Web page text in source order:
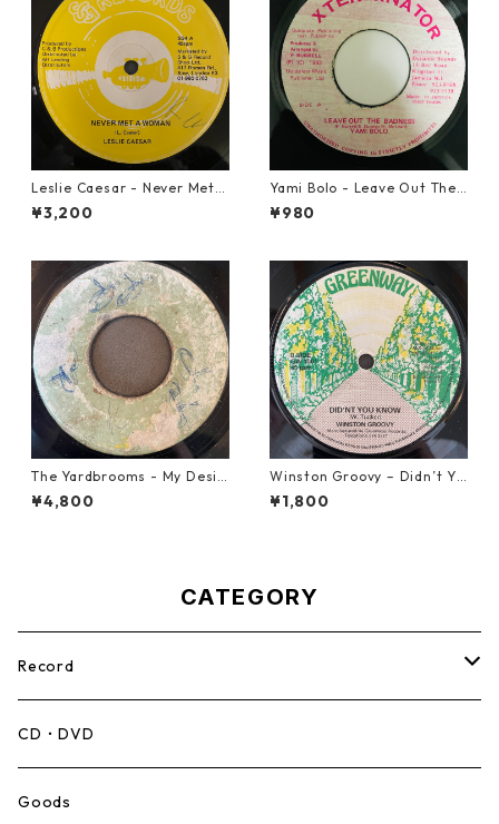
Leslie Caesar - Never Met A
Woman【12-50067】
¥3,200
Yami Bolo - Leave Out The
Badness 【7-10916】
¥980
The Yardbrooms - My Desir
e【7-21922】
¥4,800
Winston Groovy – Didn’t Yo
u Know【7-21811】
¥1,800
CATEGORY
Record
Mento,Calypso,Ballad
Ska
CD・DVD
Goods